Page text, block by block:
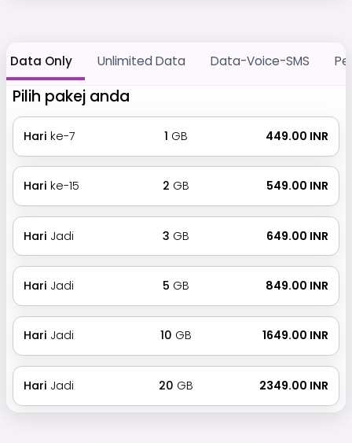
Data Only Unlimited Data Data-Voice-SMS
Pilih pakej anda
Hari ke-7 1 GB ₹ 449.00 INR
Hari ke-15 2 GB ₹ 549.00 INR
Hari Jadi 3 GB ₹ 649.00 INR
Hari Jadi 5 GB ₹ 849.00 INR
Hari Jadi 10 GB ₹ 1649.00 INR
Hari Jadi 20 GB ₹ 2349.00 INR